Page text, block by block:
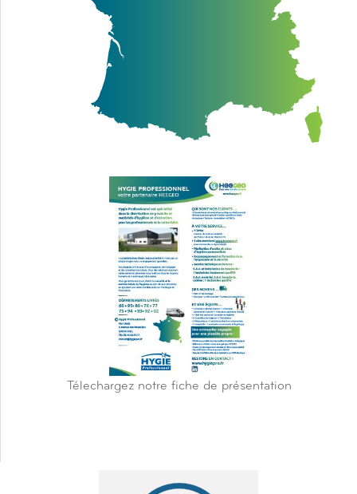
Télechargez notre fiche de présentation